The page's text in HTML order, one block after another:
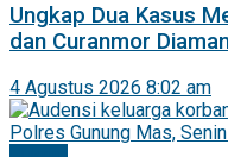
Ungkap Dua Kasus
dan Curanmor
4 Agustus 2026 8:02 am